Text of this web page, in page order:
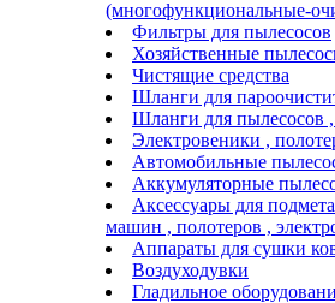
(многофункциональные-
Фильтры для пылесосов
Хозяйственные
Чистящие средства
Шланги для
Шланги для пылесосов
Электровеники ,
Автомобильные
Аккумуляторные
Аксессуары для
машин , полотеров ,
Аппараты для сушки
Воздуходувки
Гладильное